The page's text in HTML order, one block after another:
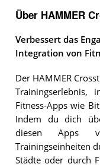
Über HAMMER
Verbessert das
Integration von
Der HAMMER
Fitness-Apps wie
Indem du dich
diesen Apps
Trainingseinheiten
Städte oder durch